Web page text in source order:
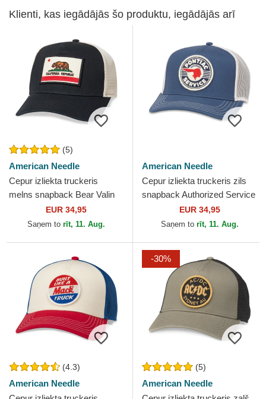
Klienti, kas iegādājās šo produktu, iegādājās arī
(5)
American Needle
Cepur izliekta truckeris
melns snapback Bear Valin
no American Needle
EUR 34,95
Saņem to rīt, 11. Aug.
American Needle
Cepur izliekta truckeris zils
snapback Authorized Service
Valin no American Needle
EUR 34,95
Saņem to rīt, 11. Aug.
(4.3)
American Needle
-30%
(5)
American Needle